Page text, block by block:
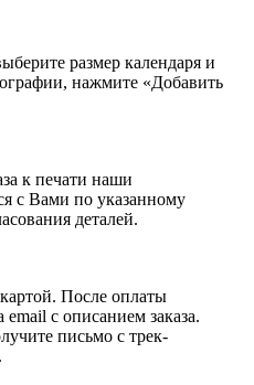
размер календаря и
нажмите «Добавить
к печати наши
с Вами по указанному
деталей.
После оплаты
с описанием заказа.
письмо с трек-